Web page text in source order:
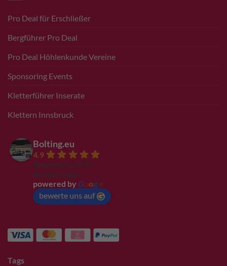
Pro Deal für Erschließer
Bergführer Pro Deal
Pro Deal Höhlenkunde Vereine
Sponsoring Events
Kletterführer Inserate
Klettern Innsbruck
Bolting.eu
4.9
Basierend auf 94
Bewertungen
powered by G ogl
bewerte uns auf
Tags